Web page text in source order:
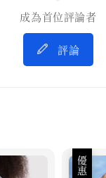
成為首位評論者
評論
優惠